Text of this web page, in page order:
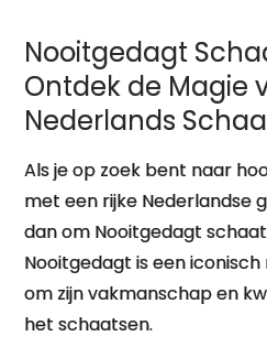
Nooitgedagt
Ontdek de Magie
Nederlands
Als je op zoek bent naar
met een rijke Nederlandse
dan om Nooitgedagt
Nooitgedagt is een
om zijn vakmanschap en
het schaatsen.